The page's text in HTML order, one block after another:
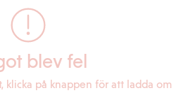
blev fel
klicka på knappen för att ladda om